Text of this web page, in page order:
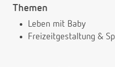
Themen
Leben mit Baby
Freizeitgestaltung &